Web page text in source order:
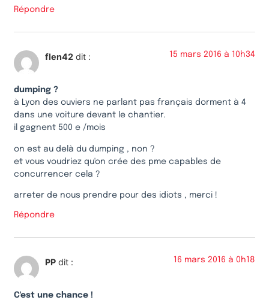
Répondre
flen42 dit : 15 mars 2016 à 10h34
dumping ?
à Lyon des ouviers ne parlant pas français dorment à 4
dans une voiture devant le chantier.
il gagnent 500 e /mois
on est au delà du dumping , non ?
et vous voudriez qu'on crée des pme capables de
concurrencer cela ?
arreter de nous prendre pour des idiots , merci !
Répondre
PP dit : 16 mars 2016 à 0h18
C'est une chance !